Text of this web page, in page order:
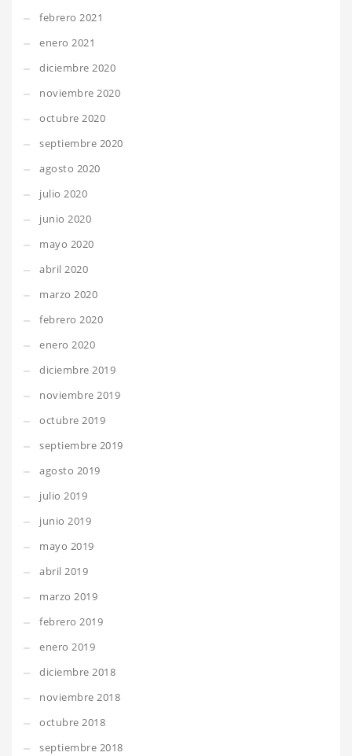
febrero 2021
enero 2021
diciembre 2020
noviembre 2020
octubre 2020
septiembre 2020
agosto 2020
julio 2020
junio 2020
mayo 2020
abril 2020
marzo 2020
febrero 2020
enero 2020
diciembre 2019
noviembre 2019
octubre 2019
septiembre 2019
agosto 2019
julio 2019
junio 2019
mayo 2019
abril 2019
marzo 2019
febrero 2019
enero 2019
diciembre 2018
noviembre 2018
octubre 2018
septiembre 2018